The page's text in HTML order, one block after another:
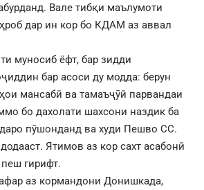
Вале тибқи маълумоти
дар ин кор бо КДАМ аз аввал
муносиб ёфт, бар зидди
бар асоси ду модда: берун
мансабӣ ва тамаъҷӯӣ парвандаи
бо дахолати шахсони наздик ба
пӯшонданд ва худи Пешво СС.
Ятимов аз кор сахт асабонӣ
гирифт.
аз кормандони Донишкада,